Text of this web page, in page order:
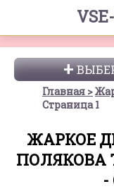
Главная
Страница 1
ЖАРКОЕ
ПОЛЯКОВА
-